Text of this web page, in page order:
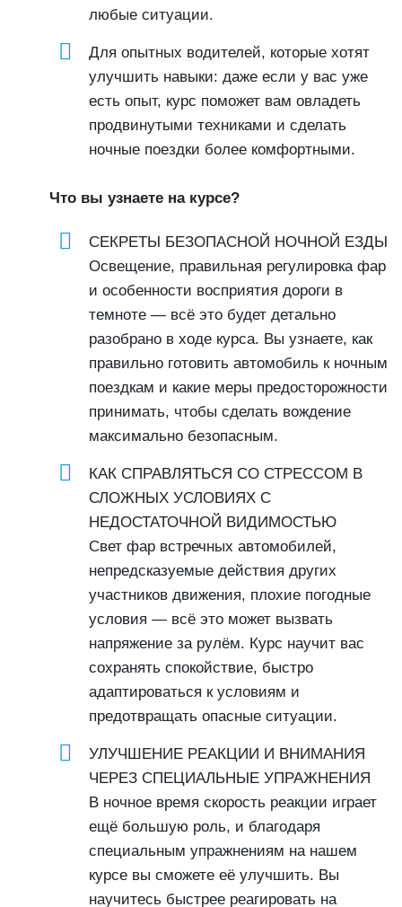
любые ситуации.
Для опытных водителей, которые хотят
улучшить навыки: даже если у вас уже
есть опыт, курс поможет вам овладеть
продвинутыми техниками и сделать
ночные поездки более комфортными.
Что вы узнаете на курсе?
СЕКРЕТЫ БЕЗОПАСНОЙ НОЧНОЙ ЕЗДЫ
Освещение, правильная регулировка фар
и особенности восприятия дороги в
темноте — всё это будет детально
разобрано в ходе курса. Вы узнаете, как
правильно готовить автомобиль к ночным
поездкам и какие меры предосторожности
принимать, чтобы сделать вождение
максимально безопасным.
КАК СПРАВЛЯТЬСЯ СО СТРЕССОМ В
СЛОЖНЫХ УСЛОВИЯХ С
НЕДОСТАТОЧНОЙ ВИДИМОСТЬЮ
Свет фар встречных автомобилей,
непредсказуемые действия других
участников движения, плохие погодные
условия — всё это может вызвать
напряжение за рулём. Курс научит вас
сохранять спокойствие, быстро
адаптироваться к условиям и
предотвращать опасные ситуации.
УЛУЧШЕНИЕ РЕАКЦИИ И ВНИМАНИЯ
ЧЕРЕЗ СПЕЦИАЛЬНЫЕ УПРАЖНЕНИЯ
В ночное время скорость реакции играет
ещё большую роль, и благодаря
специальным упражнениям на нашем
курсе вы сможете её улучшить. Вы
научитесь быстрее реагировать на